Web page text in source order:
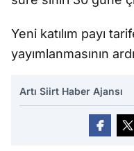
Yeni katılım payı
yayımlanmasının
Artı Siirt Haber Ajansı